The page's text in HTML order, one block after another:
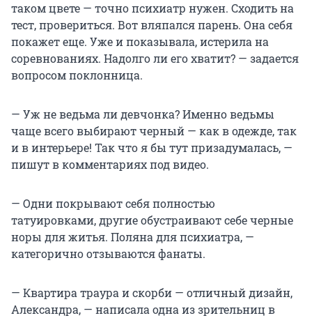
таком цвете — точно психиатр нужен. Сходить на
тест, провериться. Вот вляпался парень. Она себя
покажет еще. Уже и показывала, истерила на
соревнованиях. Надолго ли его хватит? — задается
вопросом поклонница.
— Уж не ведьма ли девчонка? Именно ведьмы
чаще всего выбирают черный — как в одежде, так
и в интерьере! Так что я бы тут призадумалась, —
пишут в комментариях под видео.
— Одни покрывают себя полностью
татуировками, другие обустраивают себе черные
норы для житья. Поляна для психиатра, —
категорично отзываются фанаты.
— Квартира траура и скорби — отличный дизайн,
Александра, — написала одна из зрительниц в